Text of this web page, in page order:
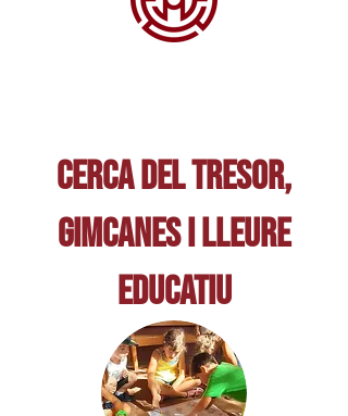
Cerca del tresor,
Gimcanes iLleure
Educatiu